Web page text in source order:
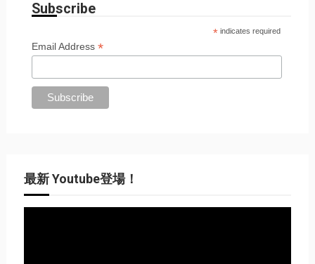
Subscribe
* indicates required
Email Address*
最新 Youtube登場！